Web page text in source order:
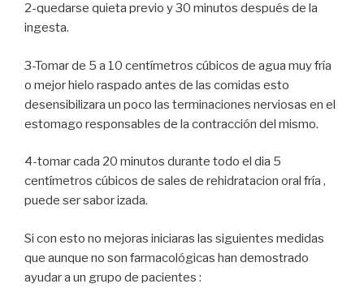
2-quedarse quieta previo y 30 minutos después de la
ingesta.
3-Tomar de 5 a 10 centímetros cúbicos de agua muy fría
o mejor hielo raspado antes de las comidas esto
desensibilizara un poco las terminaciones nerviosas en el
estomago responsables de la contracción del mismo.
4-tomar cada 20 minutos durante todo el dia 5
centímetros cúbicos de sales de rehidratacion oral fría ,
puede ser sabor izada.
Si con esto no mejoras iniciaras las siguientes medidas
que aunque no son farmacológicas han demostrado
ayudar a un grupo de pacientes :